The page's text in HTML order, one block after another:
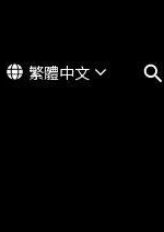
繁體中文